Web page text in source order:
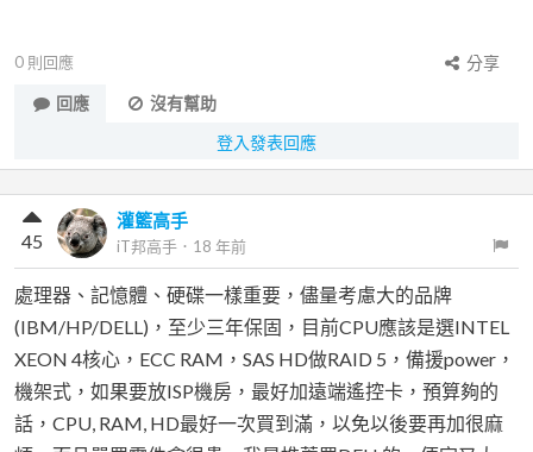
0 則回應
分享
回應
沒有幫助
登入發表回應
灌籃高手
iT邦高手 ． 18 年前
45
處理器、記憶體、硬碟一樣重要，儘量考慮大的品牌
(IBM/HP/DELL)，至少三年保固，目前CPU應該是選INTEL
XEON 4核心，ECC RAM，SAS HD做RAID 5，備援power，
機架式，如果要放ISP機房，最好加遠端遙控卡，預算夠的
話，CPU, RAM, HD最好一次買到滿，以免以後要再加很麻